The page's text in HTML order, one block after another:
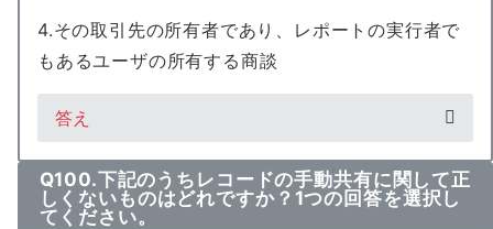
4.その取引先の所有者であり、レポートの実行者で
もあるユーザの所有する商談
答え
Q100.下記のうちレコードの手動共有に関して正
しくないものはどれですか？1つの回答を選択し
てください。